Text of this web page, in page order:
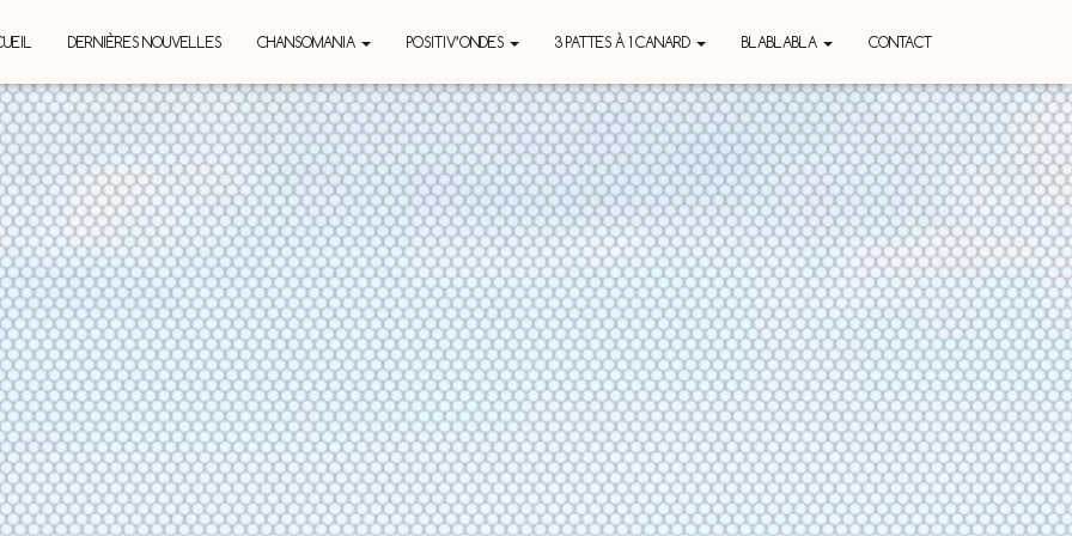
DERNIÈRES NOUVELLES CHANSOMANIA POSITIV’ONDES 3 PATTES À 1 CANARD BLABLABLA CONTACT